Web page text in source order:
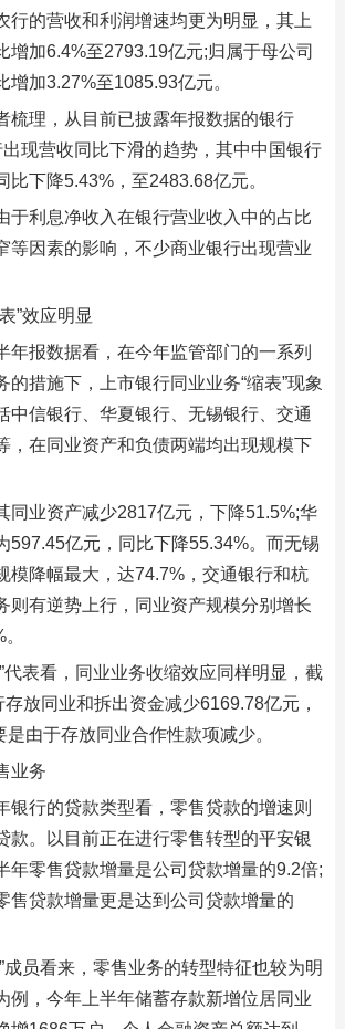
行的营收和利润增速均更为明显，其上
增加6.4%至2793.19亿元;归属于母公司
增加3.27%至1085.93亿元。
梳理，从目前已披露年报数据的银行
现营收同比下滑的趋势，其中中国银行
比下降5.43%，至2483.68亿元。
于利息净收入在银行营业收入中的占比
等因素的影响，不少商业银行出现营业
”效应明显
年报数据看，在今年监管部门的一系列
的措施下，上市银行同业业务“缩表”现象
中信银行、华夏银行、无锡银行、交通
，在同业资产和负债两端均出现规模下
同业资产减少2817亿元，下降51.5%;华
597.45亿元，同比下降55.34%。而无锡
模降幅最大，达74.7%，交通银行和杭
则有逆势上行，同业资产规模分别增长
代表看，同业业务收缩效应同样明显，截
放同业和拆出资金减少6169.78亿元，
由于存放同业合作性款项减少。
业务
银行的贷款类型看，零售贷款的增速则
款。以目前正在进行零售转型的平安银
年零售贷款增量是公司贷款增量的9.2倍;
售贷款增量更是达到公司贷款增量的
成员看来，零售业务的转型特征也较为明
例，今年上半年储蓄存款新增位居同业